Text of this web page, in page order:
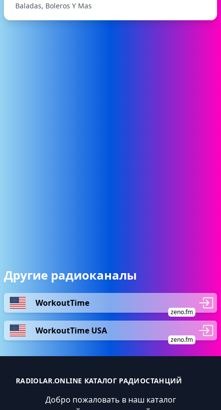
Baladas, Boleros Y Mas
Другие радиоканалы
WorkoutTime
zeno.fm
WorkoutTime USA
zeno.fm
RADIOLAR.ONLINE КАТАЛОГ РАДИОСТАНЦИЙ
Добро пожаловать в наш каталог